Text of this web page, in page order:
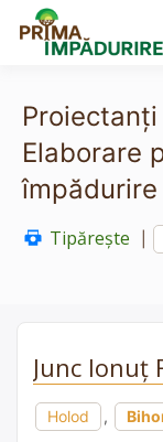
content
Elaborare
împădurire
Tipărește
Junc Ionuț
Holod ,